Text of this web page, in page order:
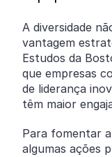
A diversidade
vantagem
Estudos da
que empresas
de liderança
têm maior
Para fomentar a
algumas ações